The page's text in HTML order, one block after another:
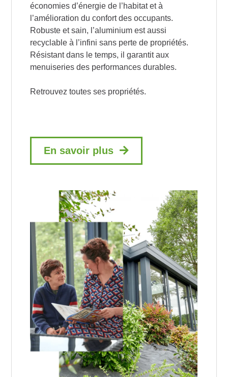
économies d’énergie de l’habitat et à
l’amélioration du confort des occupants.
Robuste et sain, l’aluminium est aussi
recyclable à l’infini sans perte de propriétés.
Résistant dans le temps, il garantit aux
menuiseries des performances durables.
Retrouvez toutes ses propriétés.
En savoir plus